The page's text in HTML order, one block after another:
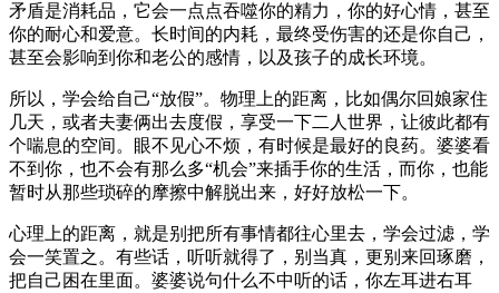
矛盾是消耗品，它会一点点吞噬你的精力，你的好心情，甚至
你的耐心和爱意。长时间的内耗，最终受伤害的还是你自己，
甚至会影响到你和老公的感情，以及孩子的成长环境。
所以，学会给自己“放假”。物理上的距离，比如偶尔回娘家住
几天，或者夫妻俩出去度假，享受一下二人世界，让彼此都有
个喘息的空间。眼不见心不烦，有时候是最好的良药。婆婆看
不到你，也不会有那么多“机会”来插手你的生活，而你，也能
暂时从那些琐碎的摩擦中解脱出来，好好放松一下。
心理上的距离，就是别把所有事情都往心里去，学会过滤，学
会一笑置之。有些话，听听就得了，别当真，更别来回琢磨，
把自己困在里面。婆婆说句什么不中听的话，你左耳进右耳